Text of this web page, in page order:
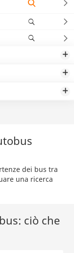
dei bus tra
una ricerca
ciò che